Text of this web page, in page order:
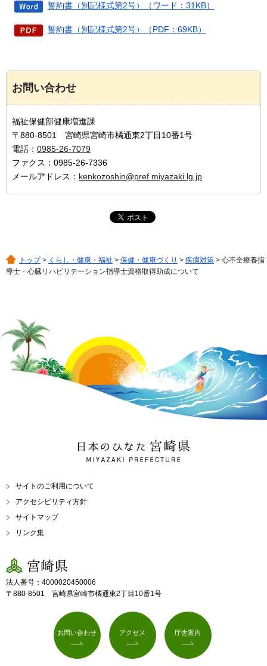
誓約書（別記様式第2号）（ワード：31KB）
誓約書（別記様式第2号）（PDF：69KB）
お問い合わせ
福祉保健部健康増進課
〒880-8501 宮崎県宮崎市橘通東2丁目10番1号
電話： 0985-26-7079
ファクス：0985-26-7336
メールアドレス： kenkozoshin@pref.miyazaki.lg.jp
トップ> くらし・健康・福祉 > 保健・健康づくり > 疾病対策 > 心不全療養指
導士・心臓リハビリテーション指導士資格取得助成について
日本のひなた 宮崎県
MIYAZAKI PREFECTURE
サイトのご利用について
アクセシビリティ方針
サイトマップ
リンク集
宮崎県
法人番号：4000020450006
〒880-8501 宮崎県宮崎市橘通東2丁目10番1号
お問い合わせ アクセス 庁舎案内